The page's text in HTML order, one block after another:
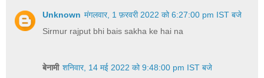
Unknown मंगलवार, 1 फ़रवरी 2022 को 6:27:00 pm IST बजे
Sirmur rajput bhi bais sakha ke hai na
बेनामी शनिवार, 14 मई 2022 को 9:48:00 pm IST बजे